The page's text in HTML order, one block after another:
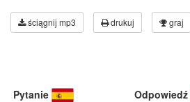
ściągnij mp3 drukuj graj
Pytanie Odpowiedź